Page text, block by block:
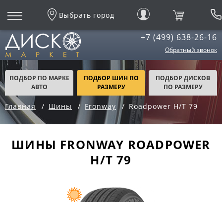
Выбрать город
+7 (499) 638-26-16
Обратный звонок
ПОДБОР ПО МАРКЕ
АВТО
ПОДБОР ШИН ПО
РАЗМЕРУ
ПОДБОР ДИСКОВ
ПО РАЗМЕРУ
Главная Шины Fronway Roadpower H/T 79
ШИНЫ FRONWAY ROADPOWER
H/T 79